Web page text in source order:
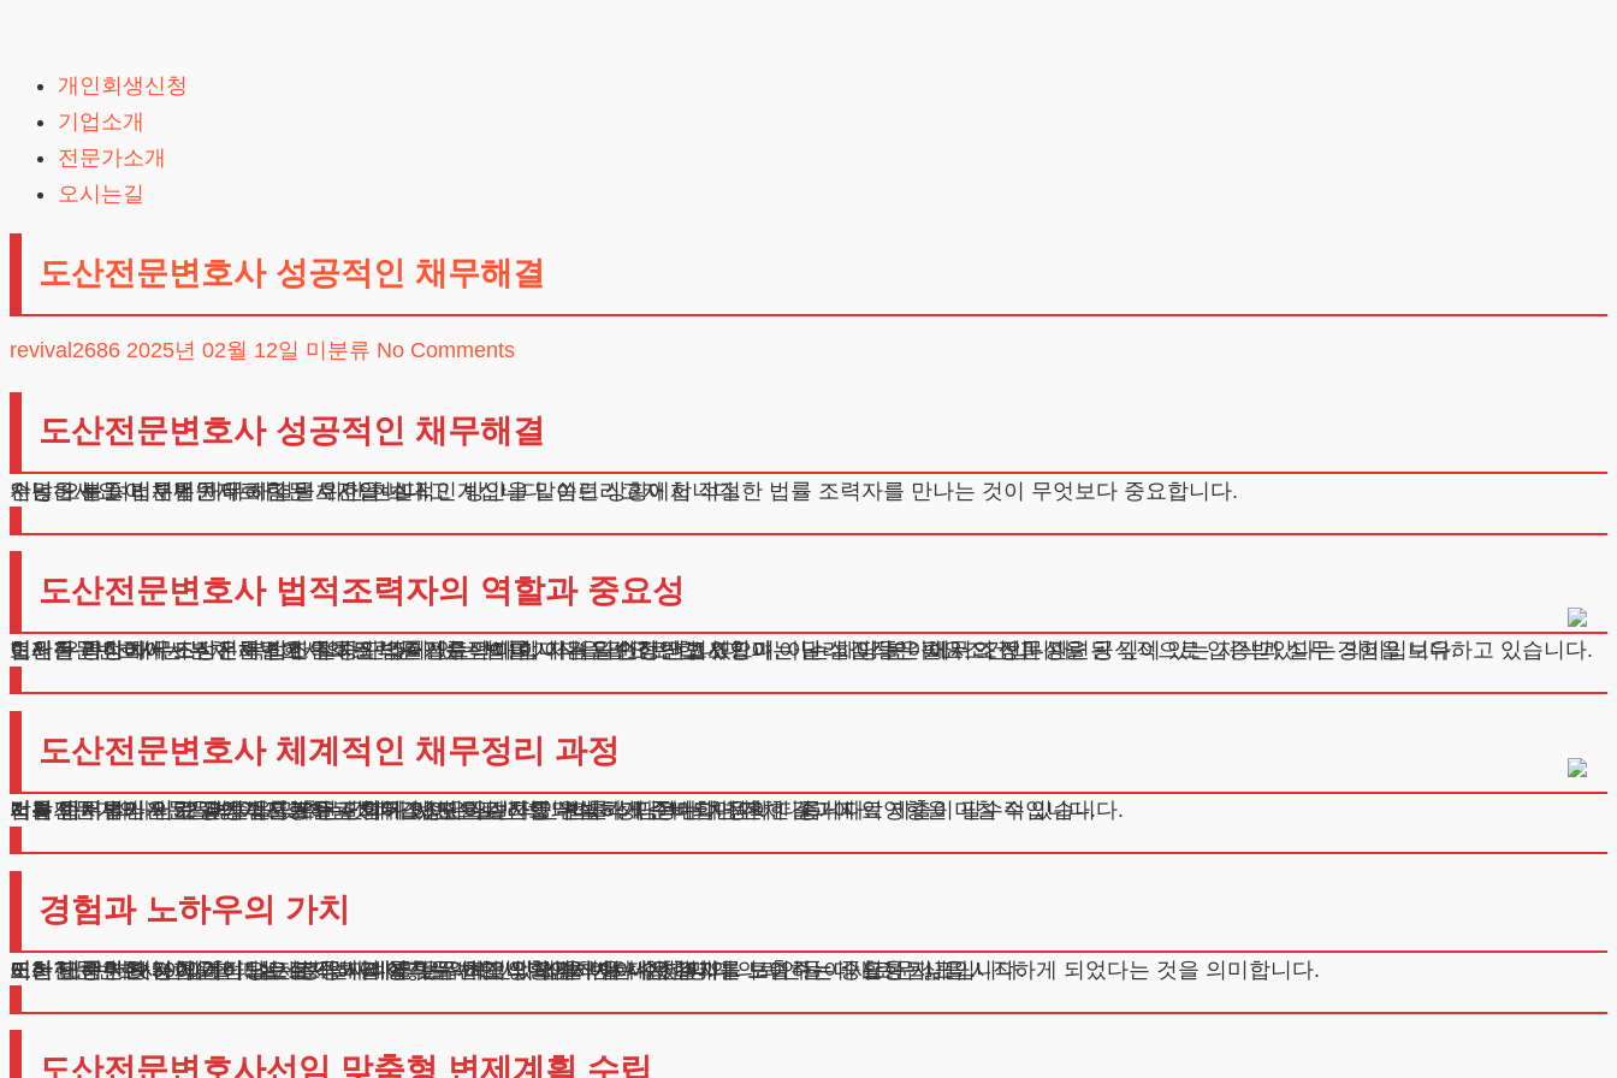
content
개인회생신청
기업소개
전문가소개
오시는길
도산전문변호사 성공적인 채무해결
revival2686 2025년 02월 12일 미분류 No Comments
도산전문변호사 성공적인 채무해결
안녕하세요. 법무법인 테헤란 변호사입니다.
수많은 분들이 채무문제로 힘든 시간을 보내고 계십니다. 이런 상황에서 적절한 법률 조력자를 만나는 것이 무엇보다 중요합니다.
저는 오늘 여러분께 채무 해결을 위한 현실적인 방안을 말씀드리고자 합니다.
도산전문변호사 법적조력자의 역할과 중요성
도산전문변호사는 부채 해결에 특화된 법률가를 의미합니다. 일반적인 법조인과는 달리, 이들은 채무 조정과 관련된 깊이 있는 지식과 실무 경험을 보유하고 있습니다.
현재 우리나라에서는 전체 법조인 중 단 5퍼센트만이 이 자격을 인정받고 있으며, 이는 해당 분야에서의 전문성을 공식적으로 입증받았다는 의미입니다.
법원을 통한 채무조정은 복잡한 절차와 깊이 있는 법률 지식을 필요로 합니다.
이러한 과정에서 도산전문변호사의 조력은 필수적이며, 이는 단순한 권고사항이 아닌 실질적인 필요조건입니다.
도산전문변호사 체계적인 채무정리 과정
법률전문가의 자문을 받아 진행하는 채무조정은 일반적인 법률 상담과는 차원이 다릅니다.
서류 준비부터 인가 결정까지 모든 단계가 서면으로 진행되며, 각 과정마다 정확한 증거자료 제출이 필수적입니다.
이는 마치 하나의 큰 퍼즐을 맞추는 것과 같습니다.
각각의 서류가 서로 유기적으로 연결되어 있어, 하나라도 부실하게 준비되면 전체 결과에 악영향을 미칠 수 있습니다.
저희 법무법인은 52명의 법률가들과 함께 이 모든 절차를 완벽하게 준비합니다.
경험과 노하우의 가치
도산전문변호사선임 할 때는 실제 해결 실적을 반드시 확인하셔야 합니다.
이는 단순한 숫자가 아닌, 실제로 얼마나 많은 의뢰인의 삶을 변화시켰는지를 보여주는 중요한 지표입니다.
저희 테헤란은 5000건이 넘는 성공 사례를 보유하고 있으며, 이는 수천 명의 의뢰인들이 새로운 삶을 시작하게 되었다는 것을 의미합니다.
이러한 풍부한 경험을 바탕으로 각 사례에 맞는 최적의 해결책을 제시합니다.
또한 모든 사례는 체계적으로 분석되어 향후 유사한 상황에서 더 나은 결과를 도출하는데 활용됩니다.
도산전문변호사선임 맞춤형 변제계획 수립